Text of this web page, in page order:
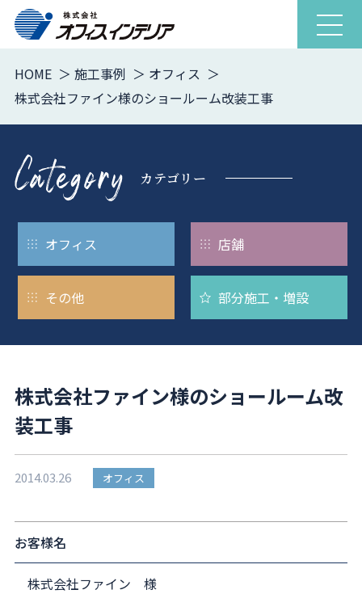
ナ
ビ
ョ
HOME 施工事例
オフィス
株式会社ファイン様のショールーム改装工事
カテゴリー
オフィス 店舗
その他 部分施工・ 増設
株式会社ファイン様のショールーム改
装工事
2014.03.26 オフィス
お客様名
株式会社ファイン 様